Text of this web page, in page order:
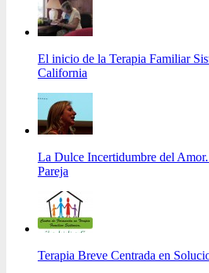
El inicio de la Terapia Familiar
California
La Dulce Incertidumbre del
Pareja
Terapia Breve Centrada en